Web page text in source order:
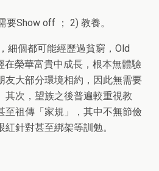
要Show off ； 2) 教養。
細個都可能經歷過貧窮，Old
在榮華富貴中成長，根本無體驗
友大部分環境相約，因此無需要
其次，望族之後普遍較重視教
至祖傳「家規」，其中不無節儉
針對甚至綁架等訓勉。